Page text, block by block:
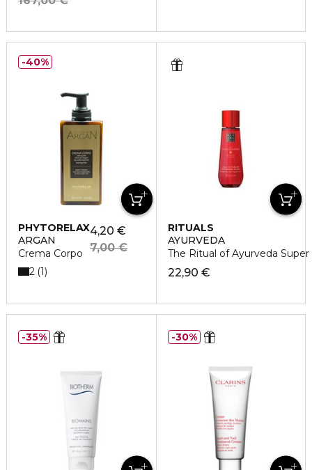
PHYTORELAX
ARGAN
Crema Corpo
4,20 €
7,00 €
2 1
40%
RITUALS
AYURVEDA
The Ritual of Ayurveda
22,90 €
35% 30%